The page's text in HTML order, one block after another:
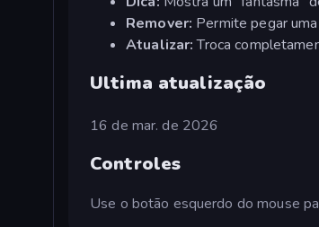
Remover: Permite pegar
Atualizar:Troca
Ultima atualização
16 de mar. de 2026
Controles
Use o botão esquerdo do mouse